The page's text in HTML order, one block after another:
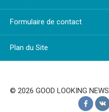
Formulaire de contact
Plan du Site
© 2026 GOOD LOOKING NEWS